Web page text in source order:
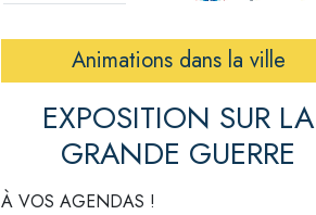
Animations dans la ville
EXPOSITION SUR LA
GRANDE GUERRE
À VOS AGENDAS !